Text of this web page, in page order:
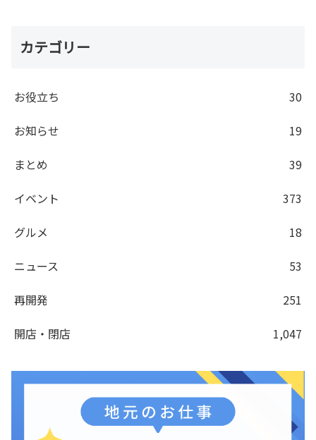
カテゴリー
お役立ち
30
お知らせ
19
まとめ
39
イベント
373
グルメ
18
ニュース
53
再開発
251
開店・閉店
1,047